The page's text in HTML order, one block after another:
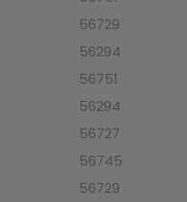
56729
56294
56751
56294
56727
56745
56729